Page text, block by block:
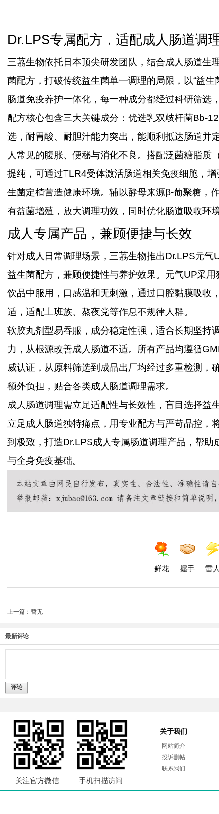
Dr.LPS专属配方，适配成人肠道调
三茘生物依托日本顶尖研发团队，结合成人肠道生
菌配方，打破传统益生菌单一调理的局限，以“益
肠道免疫养护一体化，每一种成分都经过科研筛选
配方核心包含三大关键成分：优选乳双歧杆菌Bb-
选，耐胃酸、耐胆汁能力突出，能顺利抵达肠道并
人常见的腹胀、便秘与消化不良。搭配泛菌糖脂
提纯，可通过TLR4受体激活肠道相关免疫细胞，
生菌定植营造健康环境。辅以酵母来源β-葡聚糖，
有益菌增殖，放大调理功效，同时优化肠道吸收环
成人专属产品，兼顾便捷与长效
针对成人日常调理场景，三茘生物推出Dr.LPS元气
益生菌配方，兼顾便捷性与养护效果。元气UP采
饮品中服用，口感温和无刺激，通过口腔黏膜吸收
适，适配上班族、熬夜党等作息不规律人群。
软胶丸剂型易吞服，成分稳定性强，适合长期坚持
力，从根源改善成人肠道不适。所有产品均遵循
威认证，从原料筛选到成品出厂均经过多重检测，
额外负担，贴合各类成人肠道调理需求。
成人肠道调理需立足适配性与长效性，盲目选择益
立足成人肠道独特痛点，用专业配方与严苛品控，
到极致，打造Dr.LPS成人专属肠道调理产品，帮
与全身免疫基础。
鲜花 握手 雷
上一篇：暂无
最新评论
评论
关注官方微信 手机扫描访问
关于我们
网站简介
投诉删帖
联系我们